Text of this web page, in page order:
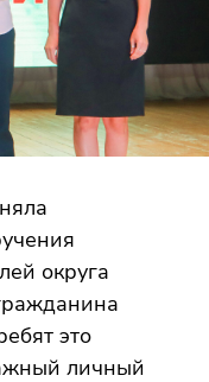
округа
это
личный